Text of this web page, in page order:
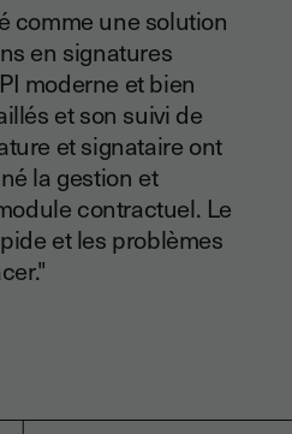
comme une solution
en signatures
moderne et bien
et son suivi de
et signataire ont
la gestion et
contractuel. Le
et les problèmes